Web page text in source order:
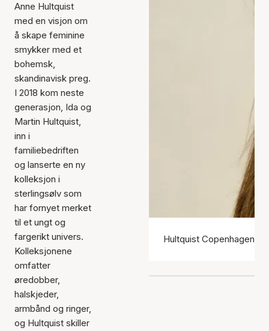
Anne Hultquist
med en visjon om
å skape feminine
smykker med et
bohemsk,
skandinavisk preg.
I 2018 kom neste
generasjon, Ida og
Martin Hultquist,
inn i
familiebedriften
og lanserte en ny
kolleksjon i
sterlingsølv som
har fornyet merket
til et ungt og
fargerikt univers.
Kolleksjonene
omfatter
øredobber,
halskjeder,
armbånd og ringer,
og Hultquist skiller
Hultquist Copenhagen